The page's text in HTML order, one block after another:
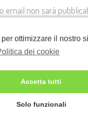
ottimizzare il nostro
dei cookie
Accetta tutti
Solo funzionali
email non sarà